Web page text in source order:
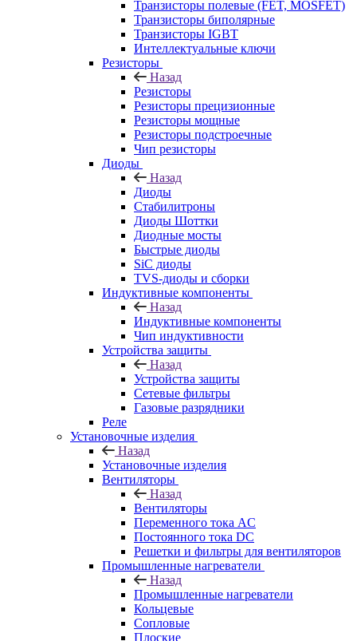
Транзисторы полевые (FET, MOSFET)
Транзисторы биполярные
Транзисторы IGBT
Интеллектуальные ключи
Резисторы
Назад
Резисторы
Резисторы прецизионные
Резисторы мощные
Резисторы подстроечные
Чип резисторы
Диоды
Назад
Диоды
Стабилитроны
Диоды Шоттки
Диодные мосты
Быстрые диоды
SiC диоды
TVS-диоды и сборки
Индуктивные компоненты
Назад
Индуктивные компоненты
Чип индуктивности
Устройства защиты
Назад
Устройства защиты
Сетевые фильтры
Газовые разрядники
Реле
Установочные изделия
Назад
Установочные изделия
Вентиляторы
Назад
Вентиляторы
Переменного тока AC
Постоянного тока DC
Решетки и фильтры для вентиляторов
Промышленные нагреватели
Назад
Промышленные нагреватели
Кольцевые
Сопловые
Плоские